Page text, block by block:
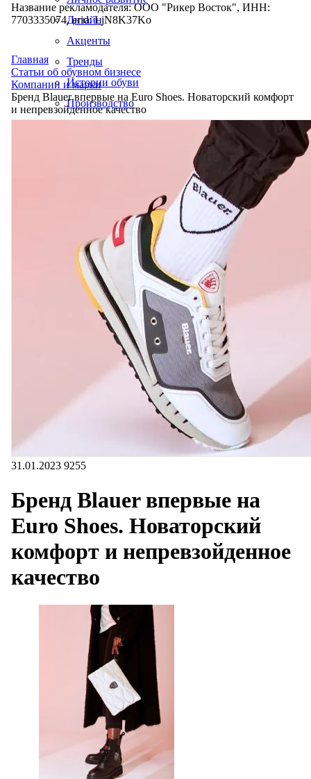
Дизайн
Акценты
Тренды
Истории обуви
Производство
Название рекламодателя: ООО "Рикер Восток", ИНН:
7703335074, erid: LjN8K37Ko
Главная
Статьи об обувном бизнесе
Компании и марки
Бренд Blauer впервые на Euro Shoes. Новаторский комфорт
и непревзойденное качество
31.01.2023 9255
Бренд Blauer впервые на
Euro Shoes. Новаторский
комфорт и непревзойденное
качество